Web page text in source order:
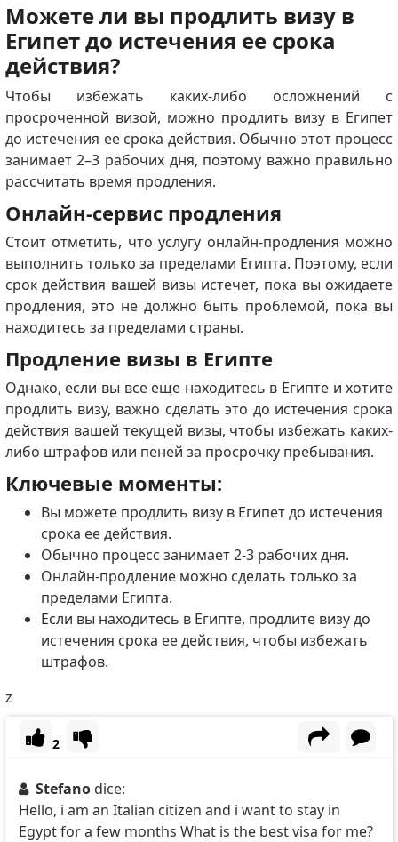
Можете ли вы продлить визу в
Египет до истечения ее срока
действия?
Чтобы избежать каких-либо осложнений с
просроченной визой, можно продлить визу в Египет
до истечения ее срока действия. Обычно этот процесс
занимает 2–3 рабочих дня, поэтому важно правильно
рассчитать время продления.
Онлайн-сервис продления
Стоит отметить, что услугу онлайн-продления можно
выполнить только за пределами Египта. Поэтому, если
срок действия вашей визы истечет, пока вы ожидаете
продления, это не должно быть проблемой, пока вы
находитесь за пределами страны.
Продление визы в Египте
Однако, если вы все еще находитесь в Египте и хотите
продлить визу, важно сделать это до истечения срока
действия вашей текущей визы, чтобы избежать каких-
либо штрафов или пеней за просрочку пребывания.
Ключевые моменты:
Вы можете продлить визу в Египет до истечения
срока ее действия.
Обычно процесс занимает 2-3 рабочих дня.
Онлайн-продление можно сделать только за
пределами Египта.
Если вы находитесь в Египте, продлите визу до
истечения срока ее действия, чтобы избежать
штрафов.
z
2
Stefano dice:
Hello, i am an Italian citizen and i want to stay in
Egypt for a few months What is the best visa for me?